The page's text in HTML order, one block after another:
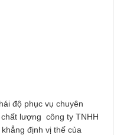
độ phục vụ chuyên
lượng công ty TNHH
định vị thế của